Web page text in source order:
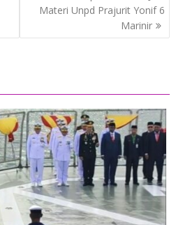
Materi Unpd Prajurit Yonif 6
Marinir